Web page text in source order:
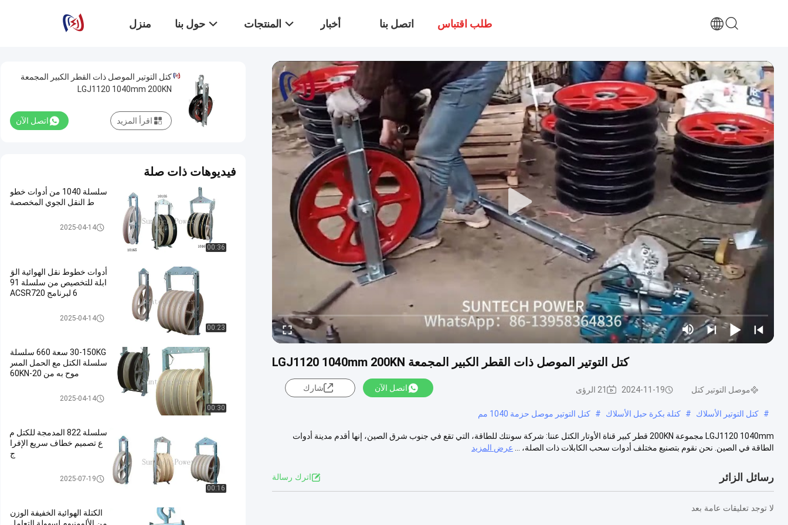
منزل حول بنا المنتجات أخبار اتصل بنا طلب اقتباس
كتل التوتير الموصل ذات القطر الكبير المجمعة LGJ1120 1040mm 200KN
موصل التوتير كتل 2024-11-19 21 الرؤى اتصل الآن شارك
# كتل التوتير الأسلاك # كتلة بكرة حبل الأسلاك # كتل التوتير موصل حزمة 1040 مم
LGJ1120 1040mm مجموعة 200KN قطر كبير قناة الأوتار الكتل عننا: شركة سونتك للطاقة، التي تقع في جنوب شرق الصين، إنها أقدم مدينة أدوات
الطاقة في الصين. نحن نقوم بتصنيع مختلف أدوات سحب الكابلات ذات الصلة، ...
عرض المزيد
رسائل الزائر اترك رسالة
لا توجد تعليقات عامة بعد
كتل التوتير الموصل ذات القطر الكبير المجمعة
LGJ1120 1040mm 200KN
اتصل الآن اقرأ المزيد
فيديوهات ذات صلة
00:36
سلسلة 1040 من أدوات خطو
ط النقل الجوي المخصصة
موصل التوتير كتل2025-04-14
00:23
أدوات خطوط نقل الهوائية الق
ابلة للتخصيص من سلسلة 91
6 لبرنامج ACSR720
موصل التوتير كتل2025-04-14
00:30
30-150KG سعة 660 سلسلة
سلسلة الكتل مع الحمل المس
موح به من 20-60KN
موصل التوتير كتل2025-04-14
00:16
سلسلة 822 المدمجة للكتل م
ع تصميم خطاف سريع الإفرا
ج
موصل التوتير كتل2025-07-19
الكتلة الهوائية الخفيفة الوزن